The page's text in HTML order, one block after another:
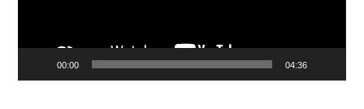
00:00 04:36